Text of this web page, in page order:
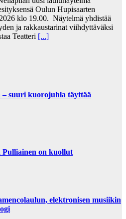
Oulun Hupisaarten
klo 19.00. Näytelmä yhdistää
ja rakkaustarinat viihdyttäväksi
Teatteri [...]
suuri kuorojuhla täyttää
on kuollut
elektronisen musiikin